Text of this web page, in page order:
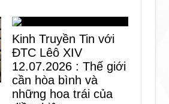
Kinh Truyền Tin với
ĐTC Lêô XIV
12.07.2026 : Thế giới
cần hòa bình và
những hoa trái của